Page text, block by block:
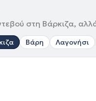
στη Βάρκιζα,
Βάρη Λαγονήσι